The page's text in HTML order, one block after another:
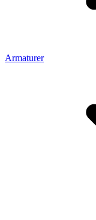
Armaturer